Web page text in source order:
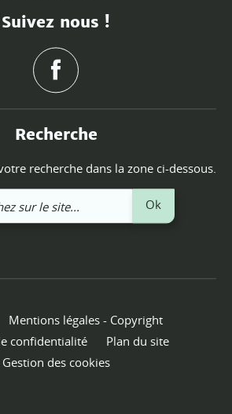
Suivez nous !
Recherche
recherche dans la zone ci-dessous.
Ok
Mentions légales - Copyright
confidentialité
Plan du site
Gestion des cookies